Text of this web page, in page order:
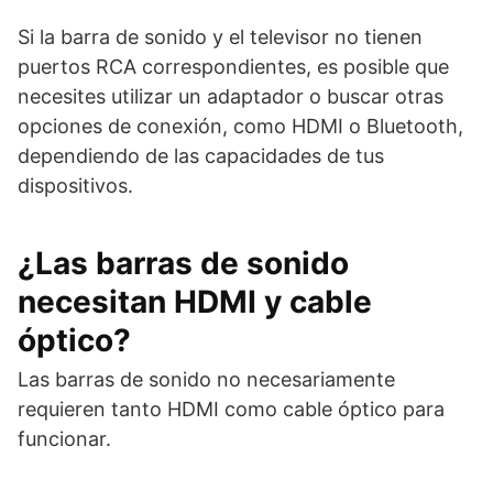
Si la barra de sonido y el televisor no tienen
puertos RCA correspondientes, es posible que
necesites utilizar un adaptador o buscar otras
opciones de conexión, como HDMI o Bluetooth,
dependiendo de las capacidades de tus
dispositivos.
¿Las barras de sonido
necesitan HDMI y cable
óptico?
Las barras de sonido no necesariamente
requieren tanto HDMI como cable óptico para
funcionar.